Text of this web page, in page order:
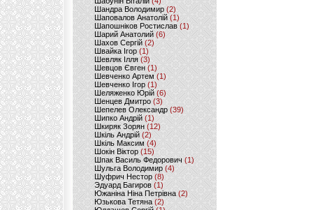
Шандра Володимир (2)
Шаповалов Анатолій(1)
Шапошніков Ростислав(1)
Шарий Анатолий(6)
Шахов Сергій(2)
Швайка Ігор (1)
Шевляк Ілля (3)
Шевцов Євген (1)
Шевченко Артем(1)
Шевченко Ігор(1)
Шеляженко Юрій (6)
Шенцев Дмитро (3)
Шепелев Олександр (39)
Шипко Андрій(1)
Шкиряк Зорян(12)
Шкіль Андрій(2)
Шкіль Максим (4)
Шокін Віктор (15)
Шпак Василь Федорович (1)
Шульга Володимир (4)
Шуфрич Нестор(8)
Эдуард Багиров (1)
Южаніна Ніна Петрівна (2)
Юзькова Тетяна(2)